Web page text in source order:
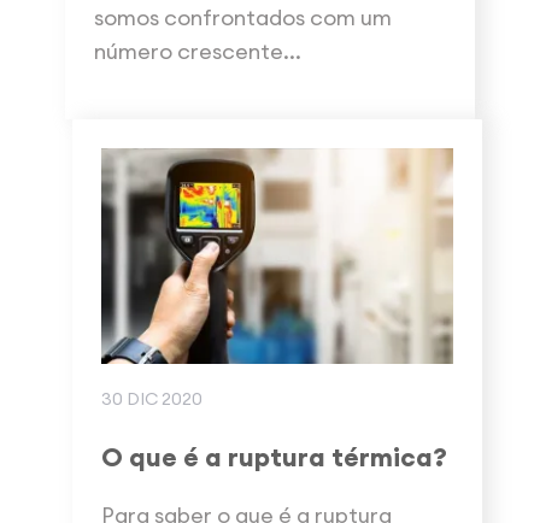
somos confrontados com um
número crescente...
30 DIC 2020
O que é a ruptura térmica?
Para saber o que é a ruptura